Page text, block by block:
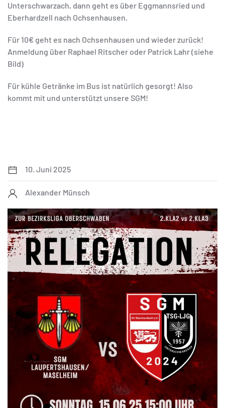
Unterschwarzach, dann geht es über Eggmannsried und
Eberhardzell nach Ochsenhausen.
Für 10€ geht es nach Ochsenhausen und wieder zurück!
Anmeldung über Raphael Ritscher oder Patrick Lahr (siehe
Bild)
Für kühle Getränke im Bus ist natürlich gesorgt! Also
kommt mit und unterstützt unsere SGM!
10. Juni 2025
Alexander Münsch